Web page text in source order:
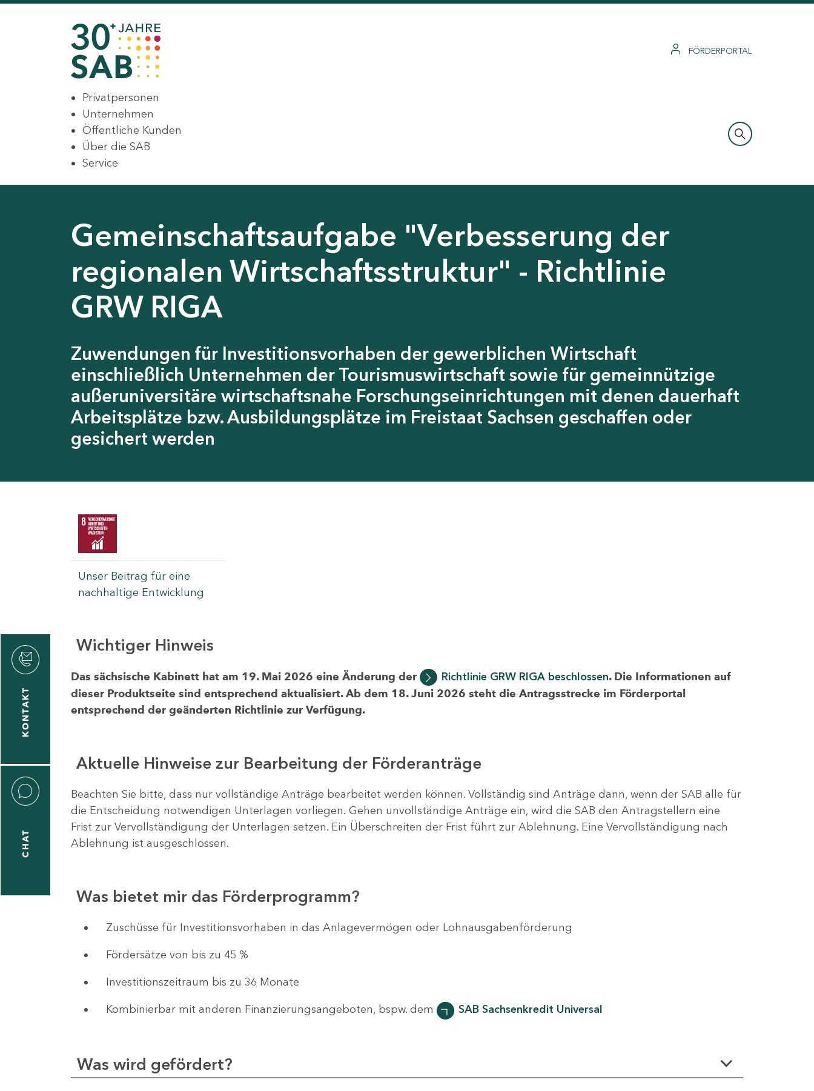
FÖRDERPORTAL
Privatpersonen
Unternehmen
Öffentliche Kunden
Über die SAB
Service
Gemeinschaftsaufgabe "Verbesserung der
regionalen Wirtschaftsstruktur" - Richtlinie
GRW RIGA
Zuwendungen für Investitionsvorhaben der gewerblichen Wirtschaft
einschließlich Unternehmen der Tourismuswirtschaft sowie für gemeinnützige
außeruniversitäre wirtschaftsnahe Forschungseinrichtungen mit denen dauerhaft
Arbeitsplätze bzw. Ausbildungsplätze im Freistaat Sachsen geschaffen oder
gesichert werden
Unser Beitrag für eine
nachhaltige Entwicklung
KONTAKT
CHAT
Wichtiger Hinweis
Das sächsische Kabinett hat am 19. Mai 2026 eine Änderung der Richtlinie GRW RIGA beschlossen. Die Informationen auf
dieser Produktseite sind entsprechend aktualisiert. Ab dem 18. Juni 2026 steht die Antragsstrecke im Förderportal
entsprechend der geänderten Richtlinie zur Verfügung.
Aktuelle Hinweise zur Bearbeitung der Förderanträge
Beachten Sie bitte, dass nur vollständige Anträge bearbeitet werden können. Vollständig sind Anträge dann, wenn der SAB alle für
die Entscheidung notwendigen Unterlagen vorliegen. Gehen unvollständige Anträge ein, wird die SAB den Antragstellern eine
Frist zur Vervollständigung der Unterlagen setzen. Ein Überschreiten der Frist führt zur Ablehnung. Eine Vervollständigung nach
Ablehnung ist ausgeschlossen.
Was bietet mir das Förderprogramm?
​​​​​​Zuschüsse für Investitionsvorhaben in das Anlagevermögen oder Lohnausgabenförderung
Fördersätze von bis zu 45 %
Investitionszeitraum bis zu 36 Monate
Kombinierbar mit anderen Finanzierungsangeboten, bspw. dem SAB Sachsenkredit Universal
Was wird gefördert?